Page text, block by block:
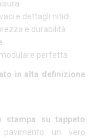
e dettagli nitidi
e durabilità
perfetta
in alta definizione
stampa su tappeto
un vero